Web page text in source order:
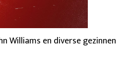
Williams en diverse gezinnen